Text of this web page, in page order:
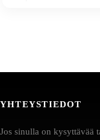
YHTEYSTIEDOT
Jos sinulla on kysyttävää